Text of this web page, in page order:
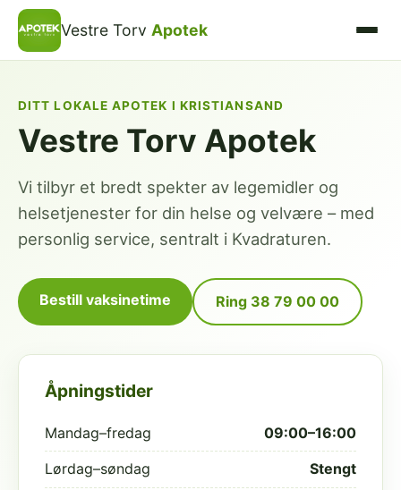
Vestre Torv Apotek
DITT LOKALE APOTEK I KRISTIANSAND
Vestre Torv Apotek
Vi tilbyr et bredt spekter av legemidler og
helsetjenester for din helse og velvære – med
personlig service, sentralt i Kvadraturen.
Bestill vaksinetime Ring 38 79 00 00
Åpningstider
Mandag–fredag 09:00–16:00
Lørdag–søndag Stengt